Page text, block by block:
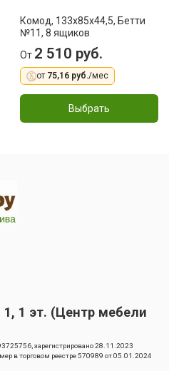
Комод, 133х85x44,5, Бетти
№11, 8 ящиков
От 2 510 руб.
от 75,16 руб./мес
Выбрать
1 эт. (Центр мебели
зарегистрировано 28.11.2023
в торговом реестре 570989 от 05.01.2024